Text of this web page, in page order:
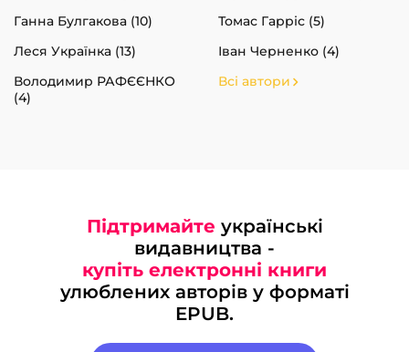
Ганна Булгакова (10)
Томас Гарріс (5)
Леся Українка (13)
Іван Черненко (4)
Володимир РАФЄЄНКО
(4)
Всі автори
Підтримайте українські
видавництва -
купіть електронні книги
улюблених авторів у форматі
EPUB.